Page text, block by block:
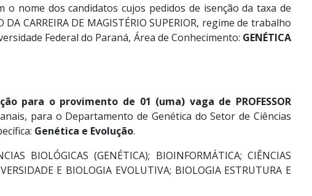
o nome dos candidatos cujos pedidos de isenção da taxa de
CARREIRA DE MAGISTÉRIO SUPERIOR, regime de trabalho
Federal do Paraná, Área de Conhecimento: GENÉTICA
para o provimento de 01 (uma) vaga de PROFESSOR
para o Departamento de Genética do Setor de Ciências
Genética e Evolução.
BIOLÓGICAS (GENÉTICA); BIOINFORMÁTICA; CIÊNCIAS
E BIOLOGIA EVOLUTIVA; BIOLOGIA ESTRUTURA E